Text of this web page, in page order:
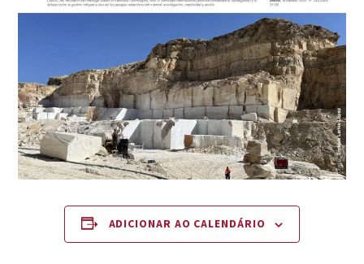
ADICIONAR AO CALENDÁRIO